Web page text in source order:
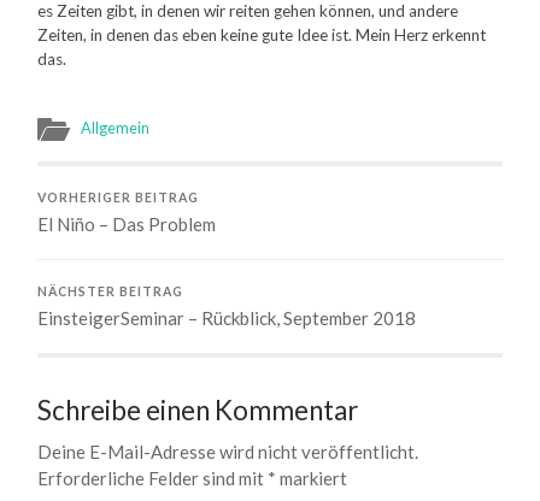
es Zeiten gibt, in denen wir reiten gehen können, und andere
Zeiten, in denen das eben keine gute Idee ist. Mein Herz erkennt
das.
Allgemein
VORHERIGER BEITRAG
El Niño – Das Problem
NÄCHSTER BEITRAG
EinsteigerSeminar – Rückblick, September 2018
Schreibe einen Kommentar
Deine E-Mail-Adresse wird nicht veröffentlicht.
Erforderliche Felder sind mit * markiert